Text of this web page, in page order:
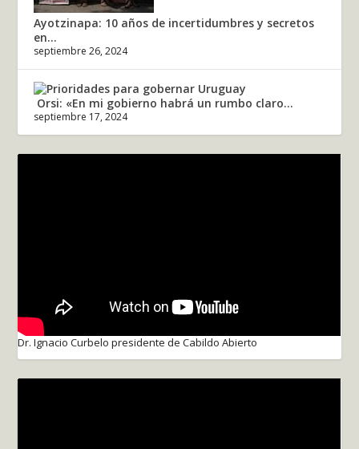
Ayotzinapa: 10 años de incertidumbres y secretos
en...
septiembre 26, 2024
Orsi: «En mi gobierno habrá un rumbo claro...
septiembre 17, 2024
Dr. Ignacio Curbelo presidente de Cabildo Abierto